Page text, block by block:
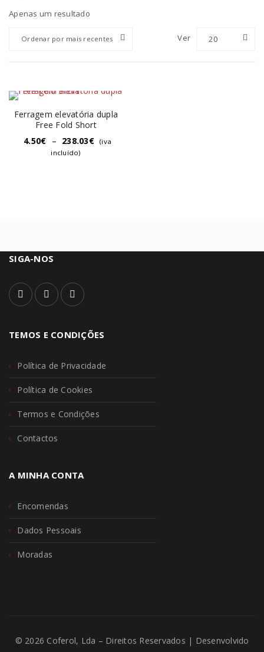
Apenas um resultado
Ordenar por mais recentes Ver 20
Ferragem elevatória dupla
Free Fold Short
4.50€ – 238.03€
(iva
incluído)
SIGA-NOS
TEMOS E CONDIÇÕES
Política de Privacidade
Política de Cookies
Termos e Condições
Contactos
A MINHA CONTA
Encomendas
Dados Pessoais
Moradas
© 2026 Coferol, Lda – Direitos Reservados | Desenvolvido